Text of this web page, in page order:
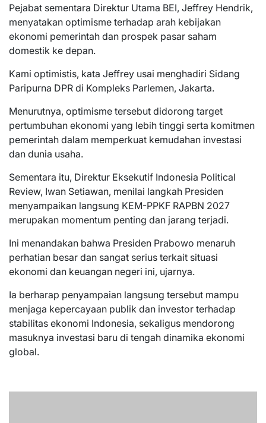
Pejabat sementara Direktur Utama BEI, Jeffrey Hendrik,
menyatakan optimisme terhadap arah kebijakan
ekonomi pemerintah dan prospek pasar saham
domestik ke depan.
Kami optimistis, kata Jeffrey usai menghadiri Sidang
Paripurna DPR di Kompleks Parlemen, Jakarta.
Menurutnya, optimisme tersebut didorong target
pertumbuhan ekonomi yang lebih tinggi serta komitmen
pemerintah dalam memperkuat kemudahan investasi
dan dunia usaha.
Sementara itu, Direktur Eksekutif Indonesia Political
Review, Iwan Setiawan, menilai langkah Presiden
menyampaikan langsung KEM-PPKF RAPBN 2027
merupakan momentum penting dan jarang terjadi.
Ini menandakan bahwa Presiden Prabowo menaruh
perhatian besar dan sangat serius terkait situasi
ekonomi dan keuangan negeri ini, ujarnya.
Ia berharap penyampaian langsung tersebut mampu
menjaga kepercayaan publik dan investor terhadap
stabilitas ekonomi Indonesia, sekaligus mendorong
masuknya investasi baru di tengah dinamika ekonomi
global.